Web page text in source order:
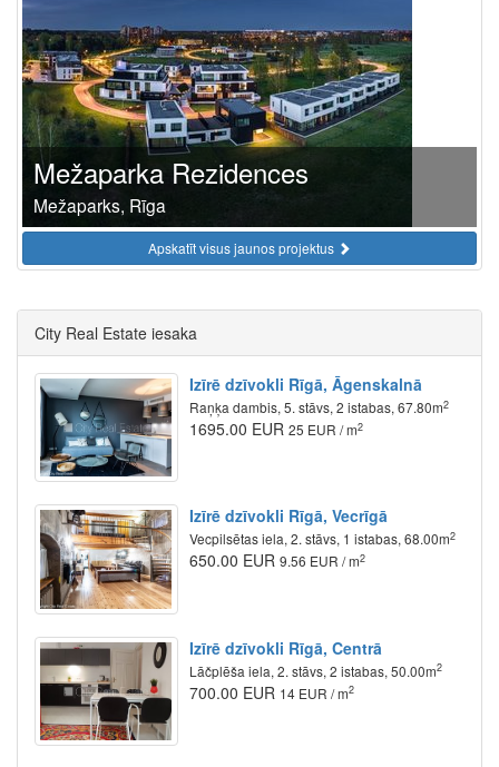
Mežaparka Rezidences
Mežaparks, Rīga
Apskatīt visus jaunos projektus
City Real Estate iesaka
Izīrē dzīvokli Rīgā, Āgenskalnā
Raņķa dambis, 5. stāvs, 2 istabas, 67.80m2
1695.00 EUR 25 EUR / m2
Izīrē dzīvokli Rīgā, Vecrīgā
Vecpilsētas iela, 2. stāvs, 1 istabas, 68.00m2
650.00 EUR 9.56 EUR / m2
Izīrē dzīvokli Rīgā, Centrā
Lāčplēša iela, 2. stāvs, 2 istabas, 50.00m2
700.00 EUR 14 EUR / m2